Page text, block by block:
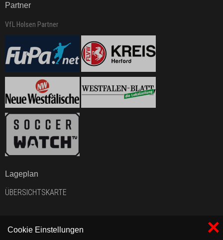
×
Cookie Einstellungen
Partner
VfL Holsen Partner
Lageplan
ÜBERSICHTSKARTE